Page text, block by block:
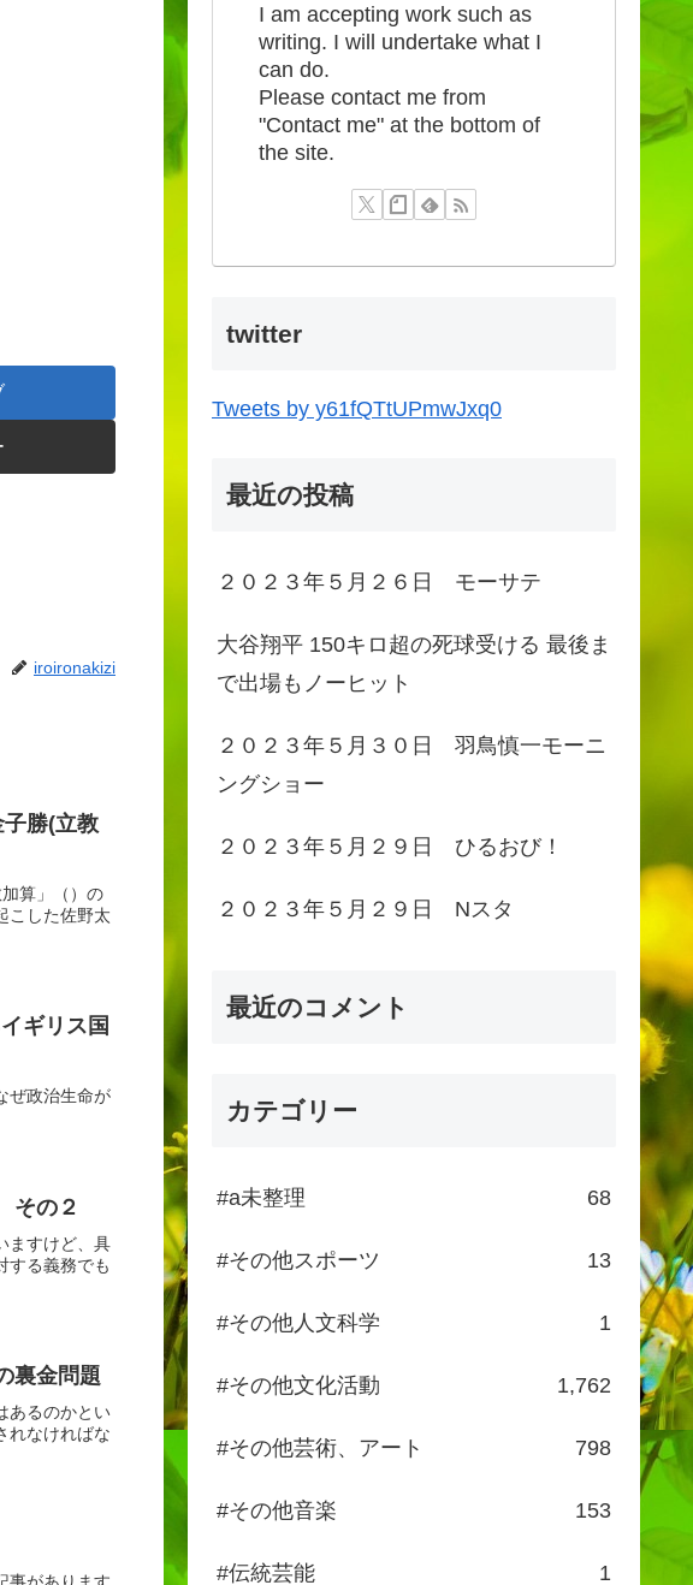
iroironakizi
勝(立教
算」（）の
こした佐野太
ギリス国
ぜ政治生命が
その２
ますけど、具
する義務でも
裏金問題
あるのかとい
れなければな
I am accepting work such as
writing. I will undertake what I
can do.
Please contact me from
"Contact me" at the bottom of
the site.
twitter
Tweets by y61fQTtUPmwJxq0
最近の投稿
２０２３年５月２６日 モーサテ
大谷翔平 150キロ超の死球受ける 最後ま
で出場もノーヒット
２０２３年５月３０日 羽鳥慎一モーニ
ングショー
２０２３年５月２９日 ひるおび！
２０２３年５月２９日 Nスタ
最近のコメント
カテゴリー
#a未整理 68
#その他スポーツ 13
#その他人文科学 1
#その他文化活動 1,762
#その他芸術、アート 798
#その他音楽 153
#伝統芸能 1